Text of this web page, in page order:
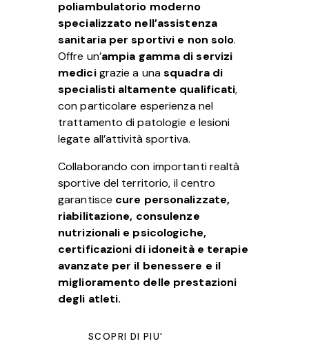
poliambulatorio moderno
specializzato nell’assistenza
sanitaria per sportivi e non solo.
Offre un’ampia gamma di servizi
medicigrazie a unasquadra di
specialisti altamente qualificati,
con particolare esperienza nel
trattamento di patologie e lesioni
legate all’attività sportiva.
Collaborando con importanti realtà
sportive del territorio, il centro
garantisce cure personalizzate,
riabilitazione, consulenze
nutrizionali e psicologiche,
certificazioni di idoneità e terapie
avanzate per il benessere e il
miglioramento delle prestazioni
degli atleti.
SCOPRI DI PIU'